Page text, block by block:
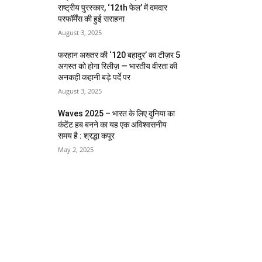
राष्ट्रीय पुरस्कार, ‘12th फेल’ में दमदार
परफॉर्मेंस की हुई सराहना
August 3, 2025
फरहान अख्तर की ‘120 बहादुर’ का टीज़र 5
अगस्त को होगा रिलीज़ — भारतीय वीरता की
अनकही कहानी बड़े पर्दे पर
August 3, 2025
Waves 2025 – भारत के लिए दुनिया का
कंटेंट हब बनने का यह एक अविश्वसनीय
समय है : श्रद्धा कपूर
May 2, 2025